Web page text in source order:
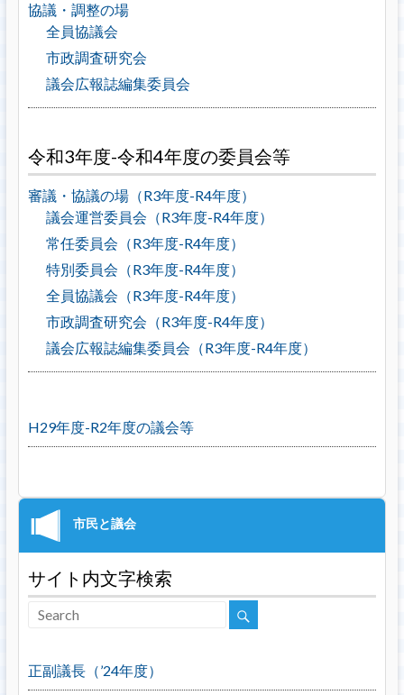
協議・調整の場
全員協議会
市政調査研究会
議会広報誌編集委員会
令和3年度-令和4年度の委員会等
審議・協議の場（R3年度-R4年度）
議会運営委員会（R3年度-R4年度）
常任委員会（R3年度-R4年度）
特別委員会（R3年度-R4年度）
全員協議会（R3年度-R4年度）
市政調査研究会（R3年度-R4年度）
議会広報誌編集委員会（R3年度-R4年度）
H29年度-R2年度の議会等
サイト内文字検索
正副議長（’24年度）